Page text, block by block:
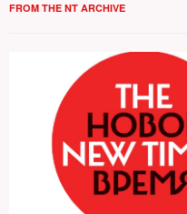
FROM THE NT ARCHIVE